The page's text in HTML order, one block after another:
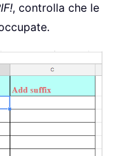
, controlla che le